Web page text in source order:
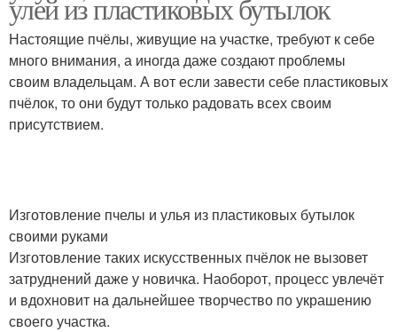
улей из пластиковых бутылок
Настоящие пчёлы, живущие на участке, требуют к себе
много внимания, а иногда даже создают проблемы
своим владельцам. А вот если завести себе пластиковых
пчёлок, то они будут только радовать всех своим
присутствием.
Изготовление пчелы и улья из пластиковых бутылок
своими руками
Изготовление таких искусственных пчёлок не вызовет
затруднений даже у новичка. Наоборот, процесс увлечёт
и вдохновит на дальнейшее творчество по украшению
своего участка.